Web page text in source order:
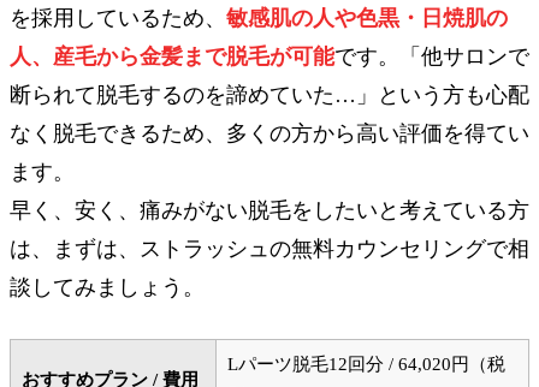
を採用しているため、 敏感肌の人や色黒・日焼肌の
人、産毛から金髪まで脱毛が可能です。「他サロンで
断られて脱毛するのを諦めていた…」という方も心配
なく脱毛できるため、多くの方から高い評価を得てい
ます。
早く、安く、痛みがない脱毛をしたいと考えている方
は、まずは、ストラッシュの無料カウンセリングで相
談してみましょう。
おすすめプラン / 費用
Lパーツ脱毛12回分 / 64,020円（税